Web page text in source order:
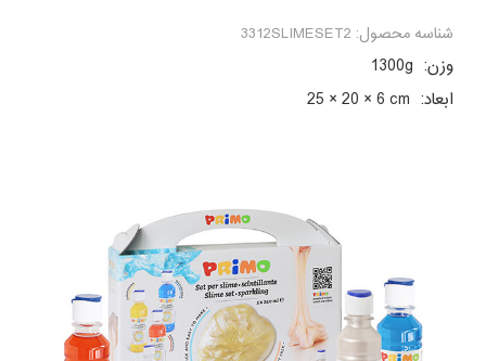
شناسه محصول: 3312SLIMESET2
وزن: 1300g
ابعاد: 25 × 20 × 6 cm